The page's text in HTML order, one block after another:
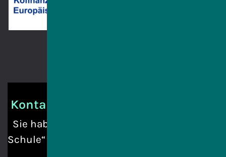
Kontakt
Sie haben ein Anliegen an „IT macht
Schule“ oder benötigen Informationen?